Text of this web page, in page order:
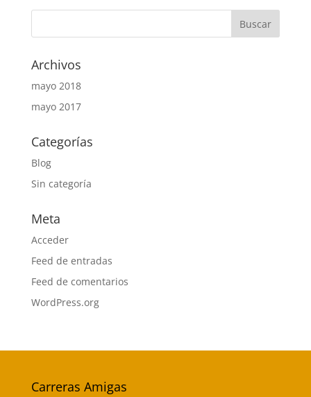
Archivos
mayo 2018
mayo 2017
Categorías
Blog
Sin categoría
Meta
Acceder
Feed de entradas
Feed de comentarios
WordPress.org
Carreras Amigas